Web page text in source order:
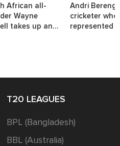
African all-
Wayne
takes up an
Andri
cricketer who
represented
T20 LEAGUES
BPL (Bangladesh)
BBL (Australia)